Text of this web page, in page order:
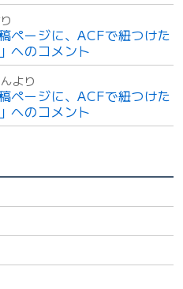
ページに、ACFで紐つけた
へのコメント
より
ページに、ACFで紐つけた
へのコメント